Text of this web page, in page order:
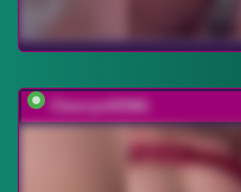
CherryviKING